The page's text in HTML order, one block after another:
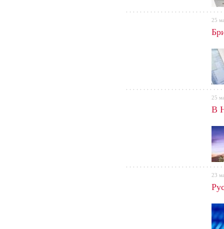
25
В
25
23